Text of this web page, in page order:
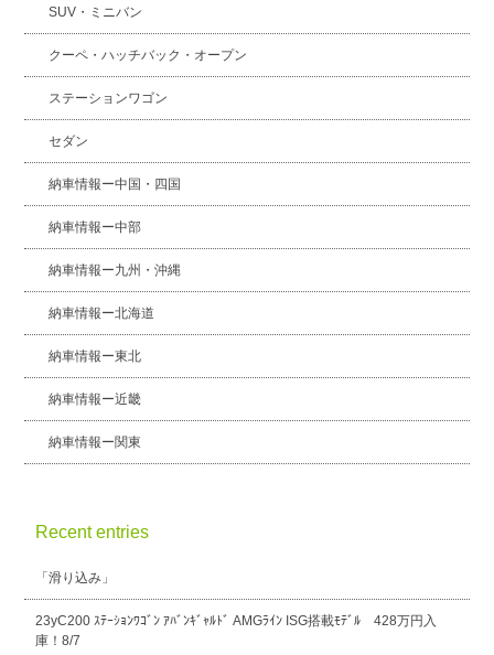
SUV・ミニバン
クーペ・ハッチバック・オープン
ステーションワゴン
セダン
納車情報ー中国・四国
納車情報ー中部
納車情報ー九州・沖縄
納車情報ー北海道
納車情報ー東北
納車情報ー近畿
納車情報ー関東
Recent entries
「滑り込み」
23yC200 ｽﾃｰｼｮﾝﾜｺﾞﾝ ｱﾊﾞﾝｷﾞｬﾙﾄﾞ AMGﾗｲﾝ ISG搭載ﾓﾃﾞﾙ 428万円入
庫！8/7